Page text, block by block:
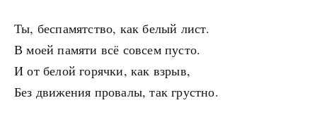
Ты, беспамятство, как белый лист.
В моей памяти всё совсем пусто.
И от белой горячки, как взрыв,
Без движения провалы, так грустно.